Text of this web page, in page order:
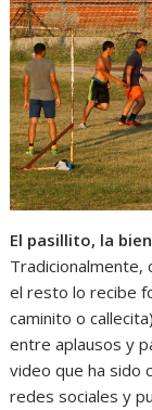
El pasillito, la
Tradicionalmente,
el resto lo recibe
caminito o
entre aplausos y
video que ha sido
redes sociales y